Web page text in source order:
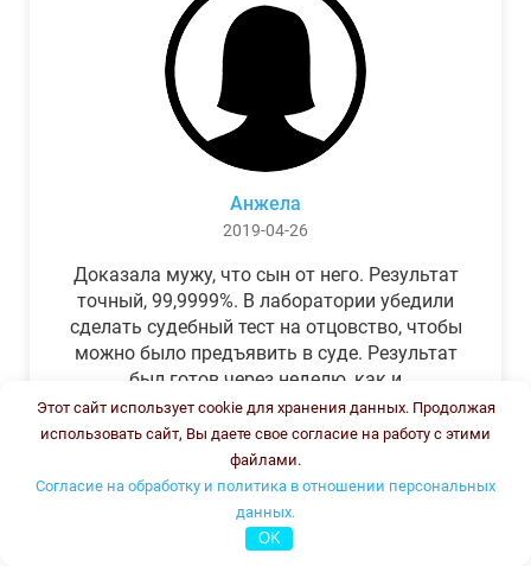
Анжела
2019-04-26
Доказала мужу, что сын от него. Результат
точный, 99,9999%. В лаборатории убедили
сделать судебный тест на отцовство, чтобы
можно было предъявить в суде. Результат
был готов через неделю, как и
обещали.Теперь муж бегает и извиняется.
Этот сайт использует cookie для хранения данных. Продолжая
использовать сайт, Вы даете свое согласие на работу с этими
файлами.
Согласие на обработку и политика в отношении персональных
данных.
OK